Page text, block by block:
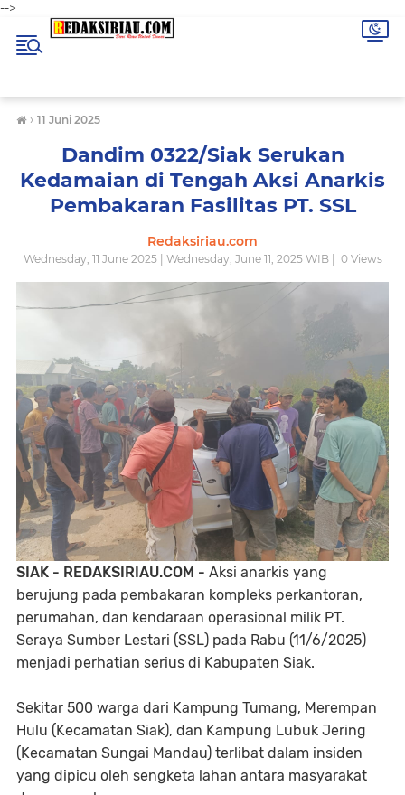
-->
› 11 Juni 2025
Dandim 0322/Siak Serukan
Kedamaian di Tengah Aksi Anarkis
Pembakaran Fasilitas PT. SSL
Redaksiriau.com
Wednesday, 11 June 2025 | Wednesday, June 11, 2025 WIB | 0Views
SIAK - REDAKSIRIAU.COM - Aksi anarkis yang
berujung pada pembakaran kompleks perkantoran,
perumahan, dan kendaraan operasional milik PT.
Seraya Sumber Lestari (SSL) pada Rabu (11/6/2025)
menjadi perhatian serius di Kabupaten Siak.
Sekitar 500 warga dari Kampung Tumang, Merempan
Hulu (Kecamatan Siak), dan Kampung Lubuk Jering
(Kecamatan Sungai Mandau) terlibat dalam insiden
yang dipicu oleh sengketa lahan antara masyarakat